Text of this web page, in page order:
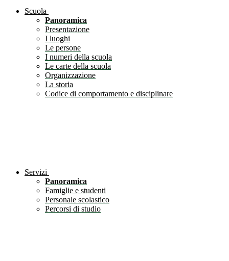
Scuola
Panoramica
Presentazione
I luoghi
Le persone
I numeri della scuola
Le carte della scuola
Organizzazione
La storia
Codice di comportamento e disciplinare
Servizi
Panoramica
Famiglie e studenti
Personale scolastico
Percorsi di studio